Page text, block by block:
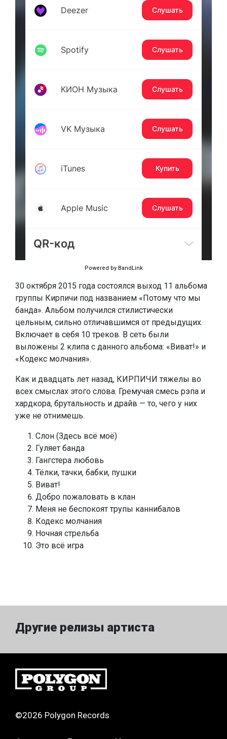
Powered by BandLink
30 октября 2015 года состоялся выход 11 альбома
группы Кирпичи под названием «Потому что мы
банда». Альбом получился стилистически
цельным, сильно отличавшимся от предыдущих.
Включает в себя 10 треков. В сеть были
выложены 2 клипа с данного альбома: «Виват!» и
«Кодекс молчания».
Как и двадцать лет назад, КИРПИЧИ тяжелы во
всех смыслах этого слова. Гремучая смесь рэпа и
хардкора, брутальность и драйв — то, чего у них
уже не отнимешь.
Слон (Здесь всё моё)
Гуляет банда
Гангстера любовь
Тёлки, тачки, бабки, пушки
Виват!
Добро пожаловать в клан
Меня не беспокоят трупы каннибалов
Кодекс молчания
Ночная стрельба
Это всё игра
Другие релизы артиста
©2026 Polygon Records